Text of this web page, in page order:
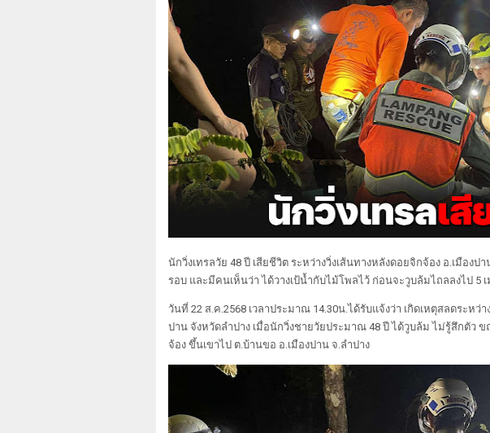
นักวิ่งเทรลวัย 48 ปี เสียชีวิต ระหว่างวิ่งเส้นทางหลังดอยจิกจ้อง อ.เมือง
รอบ และมีคนเห็นว่า ได้วางเป้น้ำกับไม้โพลไว้ ก่อนจะวูบล้มไถลลงไป 5
วันที่ 22 ส.ค.2568 เวลาประมาณ 14.30น.ได้รับแจ้งว่า เกิดเหตุสลดระหว่
ปาน จังหวัดลำปาง เมื่อนักวิ่งชายวัยประมาณ 48 ปี ได้วูบล้ม ไม่รู้สึกตัว
จ้อง ขึ้นเขาไป ต.บ้านขอ อ.เมืองปาน จ.ลำปาง